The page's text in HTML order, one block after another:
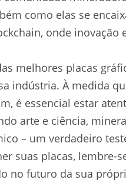
como elas se
onde inovação
melhores placas
indústria. À medida
é essencial estar
arte e ciência,
– um verdadeiro
suas placas, lembre-
no futuro da sua